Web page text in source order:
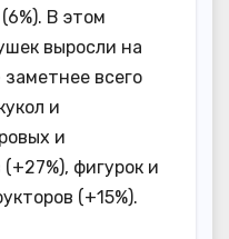
В этом
выросли на
всего
и
и
фигурок и
(+15%).